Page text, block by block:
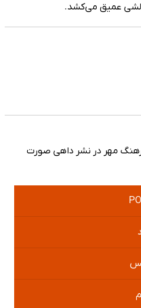
عمیق می‌کشد.
مهر در نشر داهی صورت